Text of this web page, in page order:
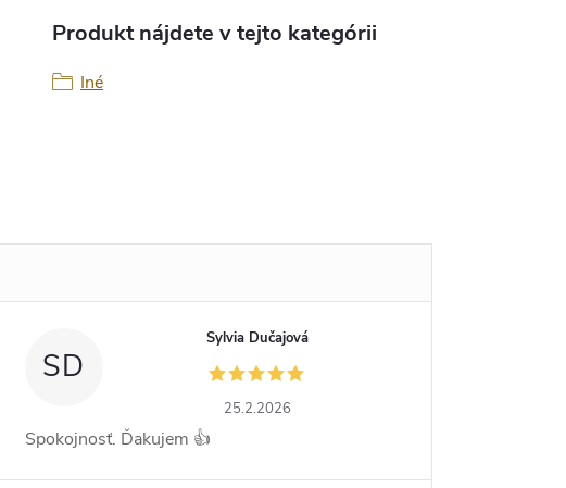
Produkt nájdete v tejto kategórii
Iné
SD
Sylvia Dučajová
25.2.2026
Spokojnosť. Ďakujem 👍